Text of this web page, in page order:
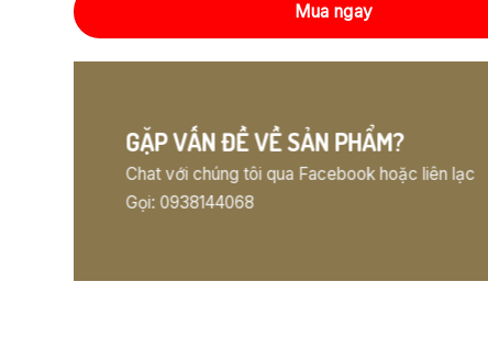
Mua ngay
GẶP VẤN ĐỀ VỀ SẢN PHẨM?
Chat với chúng tôi qua Facebook hoặc liên lạc
Gọi: 0938144068